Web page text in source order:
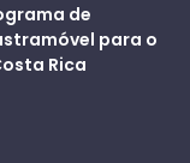
de
para o
Rica